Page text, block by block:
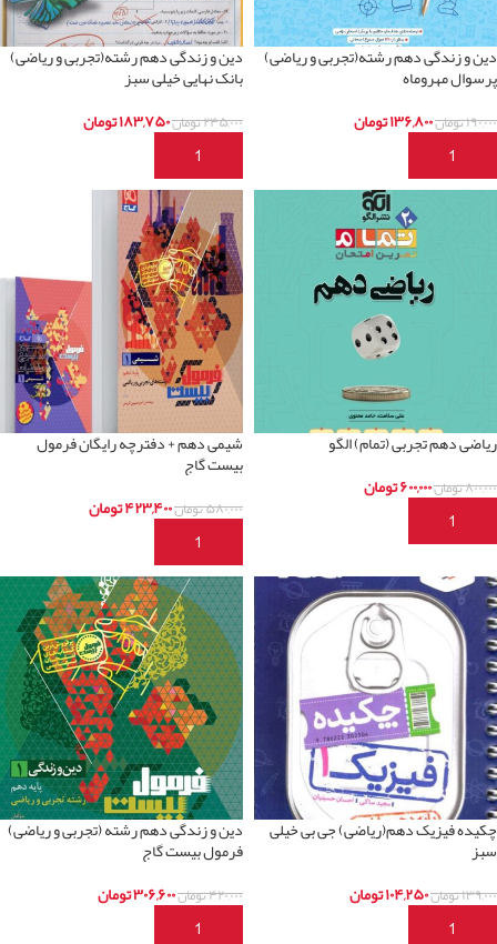
دین و زندگی دهم رشته(تجربی و ریاضی)
پرسوال مهروماه
۱۹۰,۰۰۰تومان۱۳۶,۸۰۰تومان
افزودن به سبد خرید
دین و زندگی دهم رشته(تجربی و ریاضی)
بانک نهایی خیلی سبز
۲۴۵,۰۰۰تومان۱۸۳,۷۵۰تومان
افزودن به سبد خرید
ریاضی دهم تجربی (تمام) الگو
۸۰۰,۰۰۰تومان۶۰۰,۰۰۰تومان
افزودن به سبد خرید
شیمی دهم + دفترچه رایگان فرمول
بیست گاج
۵۸۰,۰۰۰تومان۴۲۳,۴۰۰تومان
افزودن به سبد خرید
چکیده فیزیک دهم(ریاضی) جی بی خیلی
سبز
۱۳۹,۰۰۰تومان۱۰۴,۲۵۰تومان
افزودن به سبد خرید
دین و زندگی دهم رشته (تجربی و ریاضی)
فرمول بیست گاج
۴۲۰,۰۰۰تومان۳۰۶,۶۰۰تومان
افزودن به سبد خرید